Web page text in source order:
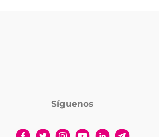
Síguenos